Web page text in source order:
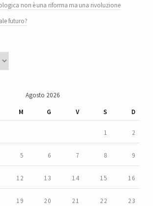
non è una riforma ma una rivoluzione
futuro?
Agosto 2026
M G V S D
1 2
5 6 7 8 9
12 13 14 15 16
19 20 21 22 23